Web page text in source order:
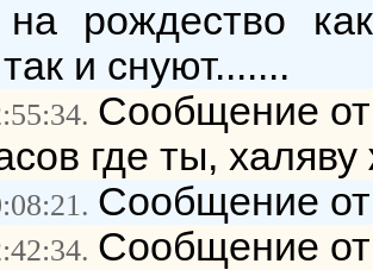
рождество
и снуют.......
Сообщение
где ты,
Сообщение
Сообщение